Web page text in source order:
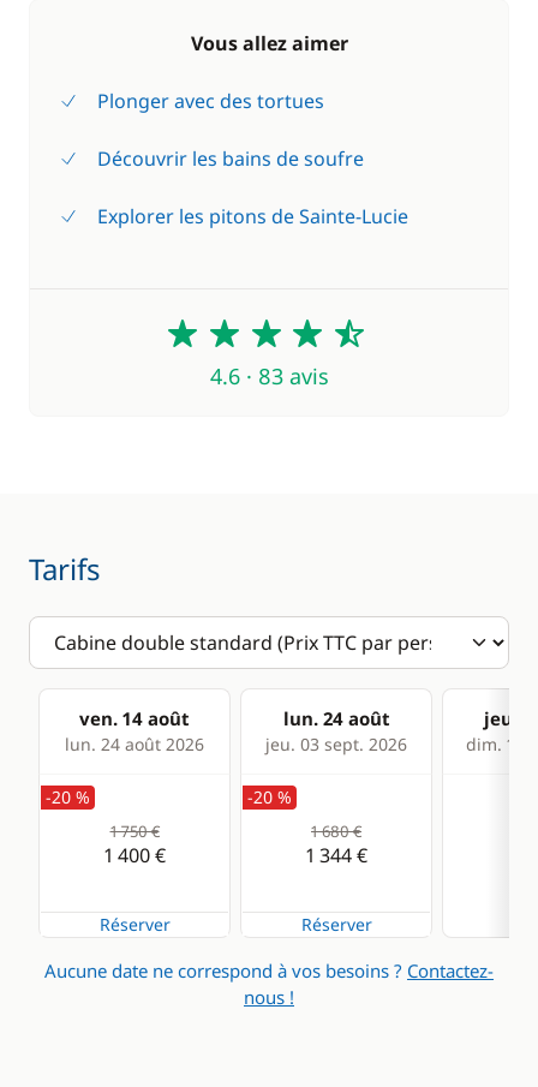
Vous allez aimer
Plonger avec des tortues
Découvrir les bains de soufre
Explorer les pitons de Sainte-Lucie
4.6
4.6 · 83 avis
Tarifs
ven. 14 août
lun. 24 août 2026
lun. 24 août
jeu. 03 sept. 2026
jeu.
dim. 13
-20 %
1 750 €
1 400 €
Réserver
-20 %
1 680 €
1 344 €
Réserver
Aucune date ne correspond à vos besoins ? Contactez-
nous !